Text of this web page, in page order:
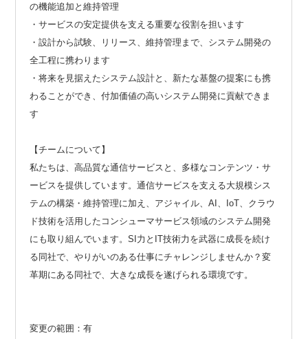
の機能追加と維持管理
・サービスの安定提供を支える重要な役割を担います
・設計から試験、リリース、維持管理まで、システム開発の
全工程に携わります
・将来を見据えたシステム設計と、新たな基盤の提案にも携
わることができ、付加価値の高いシステム開発に貢献できま
す
【チームについて】
私たちは、高品質な通信サービスと、多様なコンテンツ・サ
ービスを提供しています。通信サービスを支える大規模シス
テムの構築・維持管理に加え、アジャイル、AI、IoT、クラウ
ド技術を活用したコンシューマサービス領域のシステム開発
にも取り組んでいます。SI力とIT技術力を武器に成長を続け
る同社で、やりがいのある仕事にチャレンジしませんか？変
革期にある同社で、大きな成長を遂げられる環境です。
変更の範囲：有